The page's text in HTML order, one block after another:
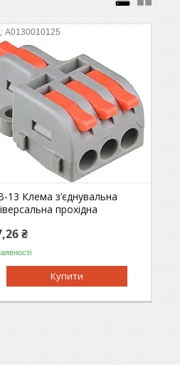
A0130010125
13 Клема з’єднувальна
прохідна
₴
Купити